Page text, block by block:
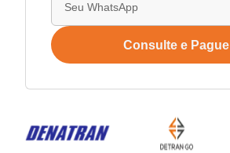
Consulte e Pague